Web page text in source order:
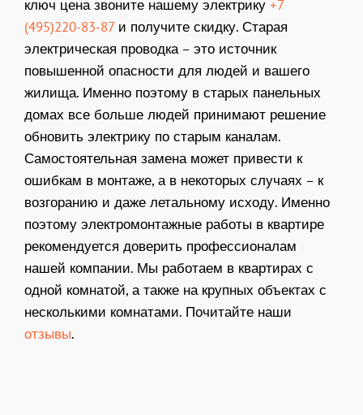
ключ цена звоните нашему электрику +7
(495)220-83-87и получите скидку. Старая
электрическая проводка – это источник
повышенной опасности для людей и вашего
жилища. Именно поэтому в старых панельных
домах все больше людей принимают решение
обновить электрику по старым каналам.
Самостоятельная замена может привести к
ошибкам в монтаже, а в некоторых случаях – к
возгоранию и даже летальному исходу. Именно
поэтому электромонтажные работы в квартире
рекомендуется доверить профессионалам
нашей компании. Мы работаем в квартирах с
одной комнатой, а также на крупных объектах с
несколькими комнатами. Почитайте наши
отзывы.